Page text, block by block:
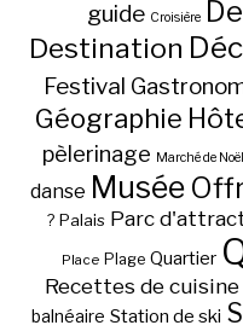
guide Croisière
Destination
Festival
Géographie
pèlerinage Marché de Noël
danse Musée
? Palais Parc
Place Plage Quartier
Recettes de cuisine
balnéaire Station de ski